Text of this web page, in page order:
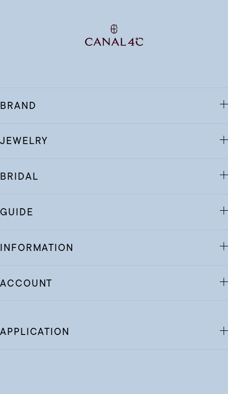
BRAND
JEWELRY
BRIDAL
GUIDE
INFORMATION
ACCOUNT
APPLICATION